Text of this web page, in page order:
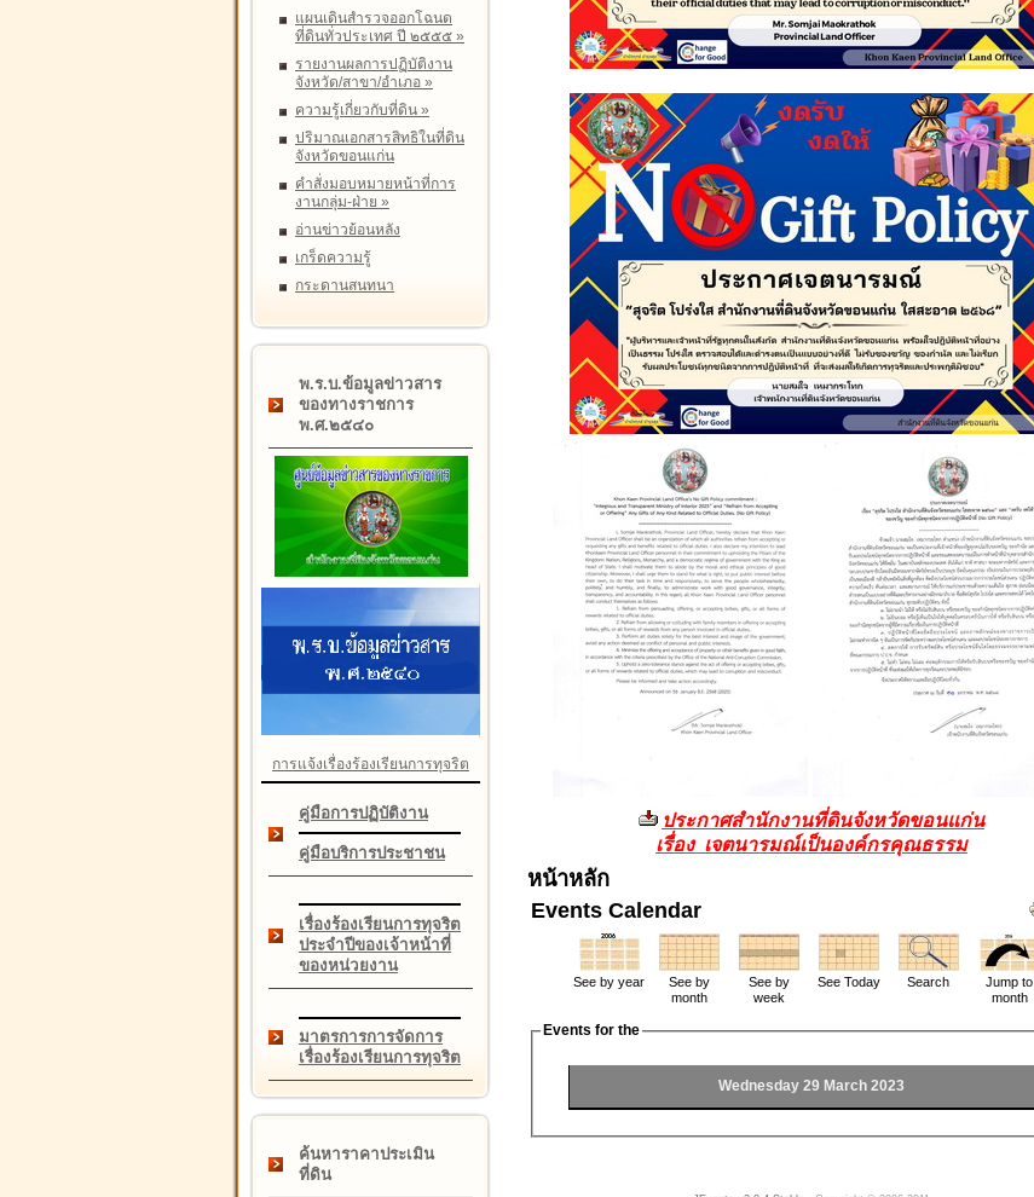
แผนเดินสำรวจออกโฉนด
ที่ดินทั่วประเทศ ปี ๒๕๕๕ »
รายงานผลการปฏิบัติงาน
จังหวัด/สาขา/อำเภอ »
ความรู้เกี่ยวกับที่ดิน »
ปริมาณเอกสารสิทธิในที่ดิน
จังหวัดขอนแก่น
คำสั่งมอบหมายหน้าที่การ
งานกลุ่ม-ฝ่าย »
อ่านข่าวย้อนหลัง
เกร็ดความรู้
กระดานสนทนา
พ.ร.บ.ข้อมูลข่าวสาร
ของทางราชการ
พ.ศ.๒๕๔๐
การแจ้งเรื่องร้องเรียนการทุจริต
คู่มือการปฏิบัติงาน
คู่มือบริการประชาชน
เรื่องร้องเรียนการทุจริต
ประจำปีของเจ้าหน้าที่
ของหน่วยงาน
มาตรการการจัดการ
เรื่องร้องเรียนการทุจริต
ค้นหาราคาประเมิน
ที่ดิน
ประกาศสำนักงานที่ดินจังหวัดขอนแก่น
เรื่อง เจตนารมณ์เป็นองค์กรคุณธรรม
หน้าหลัก
Events Calendar
See by year
See by
month
See by
week
See Today Search
Jump to
month
Events for the
Wednesday 29 March 2023